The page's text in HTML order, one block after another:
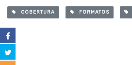
COBERTURA FORMATOS